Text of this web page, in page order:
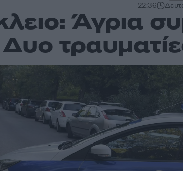
22:36
Άγρια
Δυο